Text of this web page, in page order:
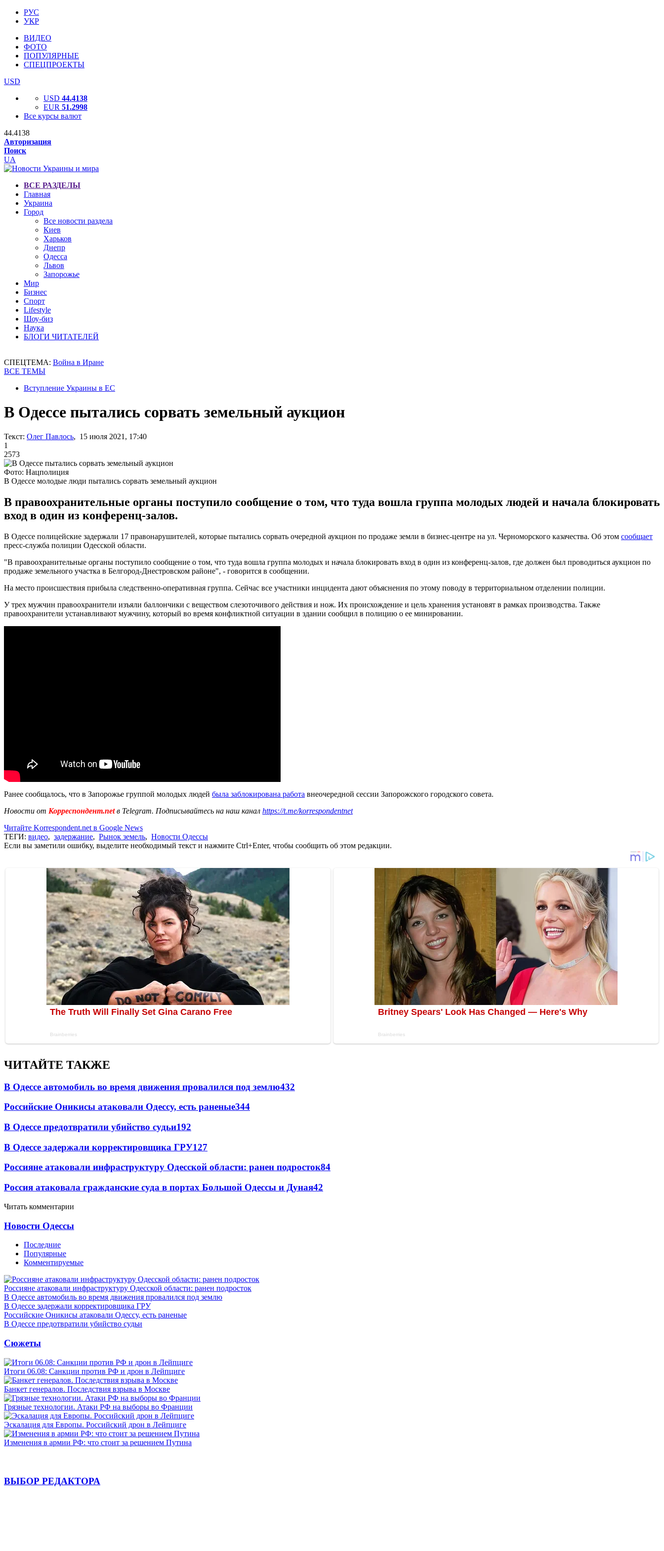
РУС
УКР
ВИДЕО
ФОТО
ПОПУЛЯРНЫЕ
СПЕЦПРОЕКТЫ
USD
USD 44.4138
EUR 51.2998
Все курсы валют
44.4138
Авторизация
Поиск
UA
ВСЕ РАЗДЕЛЫ
Главная
Украина
Город
Все новости раздела
Киев
Харьков
Днепр
Одесса
Львов
Запорожье
Мир
Бизнес
Спорт
Lifestyle
Шоу-биз
Наука
БЛОГИ ЧИТАТЕЛЕЙ
СПЕЦТЕМА: Война в Иране
ВСЕ ТЕМЫ
Вступление Украины в ЕС
В Одессе пытались сорвать земельный аукцион
Текст: Олег Павлось, 15 июля 2021, 17:40
1
2573
Фото: Нацполиция
В Одессе молодые люди пытались сорвать земельный аукцион
В правоохранительные органы поступило сообщение о том, что туда вошла группа молодых людей и начала блокировать
вход в один из конференц-залов.
В Одессе полицейские задержали 17 правонарушителей, которые пытались сорвать очередной аукцион по продаже земли в бизнес-центре на ул. Черноморского казачества. Об этом сообщает
пресс-служба полиции Одесской области.
"В правоохранительные органы поступило сообщение о том, что туда вошла группа молодых и начала блокировать вход в один из конференц-залов, где должен был проводиться аукцион по
продаже земельного участка в Белгород-Днестровском районе", - говорится в сообщении.
На место происшествия прибыла следственно-оперативная группа. Сейчас все участники инцидента дают объяснения по этому поводу в территориальном отделении полиции.
У трех мужчин правоохранители изъяли баллончики с веществом слезоточивого действия и нож. Их происхождение и цель хранения установят в рамках производства. Также
правоохранители устанавливают мужчину, который во время конфликтной ситуации в здании сообщил в полицию о ее минировании.
Ранее сообщалось, что в Запорожье группой молодых людей была заблокирована работа внеочередной сессии Запорожского городского совета.
Новости от Корреспондент.netв Telegram. Подписывайтесь на наш канал https://t.me/korrespondentnet
Читайте Korrespondent.net в Google News
ТЕГИ: видео, задержание, Рынок земель, Новости Одессы
Если вы заметили ошибку, выделите необходимый текст и нажмите Ctrl+Enter, чтобы сообщить об этом редакции.
ЧИТАЙТЕ ТАКЖЕ
В Одессе автомобиль во время движения провалился под землю432
Российские Оникисы атаковали Одессу, есть раненые344
В Одессе предотвратили убийство судьи192
В Одессе задержали корректировщика ГРУ127
Россияне атаковали инфраструктуру Одесской области: ранен подросток84
Россия атаковала гражданские суда в портах Большой Одессы и Дуная42
Читать комментарии
Новости Одессы
Последние
Популярные
Комментируемые
Россияне атаковали инфраструктуру Одесской области: ранен подросток
В Одессе автомобиль во время движения провалился под землю
В Одессе задержали корректировщика ГРУ
Российские Оникисы атаковали Одессу, есть раненые
В Одессе предотвратили убийство судьи
Сюжеты
Итоги 06.08: Санкции против РФ и дрон в Лейпциге
Банкет генералов. Последствия взрыва в Москве
Грязные технологии. Атаки РФ на выборы во Франции
Эскалация для Европы. Российский дрон в Лейпциге
Изменения в армии РФ: что стоит за решением Путина
ВЫБОР РЕДАКТОРА